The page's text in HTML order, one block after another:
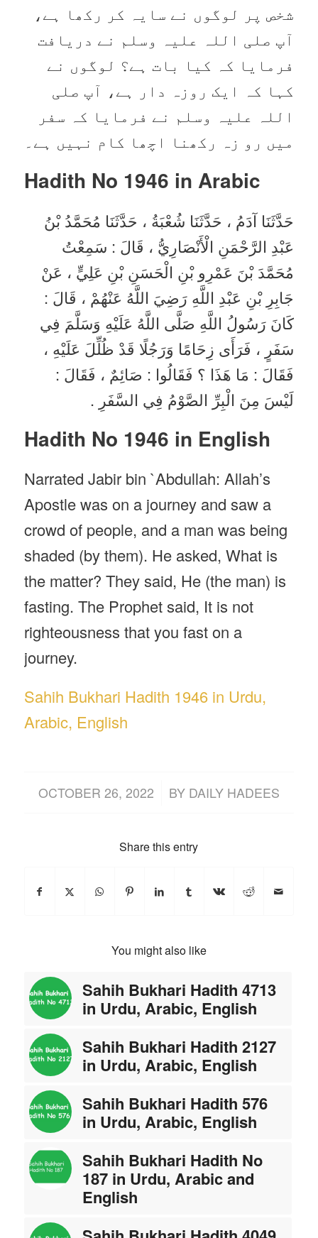
شخص پر لوگوں نے سایہ کر رکھا ہے،
آپ صلی اللہ علیہ وسلم نے دریافت
فرمایا کہ کیا بات ہے؟ لوگوں نے
کہا کہ ایک روزہ دار ہے، آپ صلی
اللہ علیہ وسلم نے فرمایا کہ سفر
میں رو زہ رکھنا اچھا کام نہیں ہے۔
Hadith No 1946 in Arabic
حَدَّثَنَا آدَمُ ، حَدَّثَنَا شُعْبَةُ ، حَدَّثَنَا مُحَمَّدُ بْنُ
عَبْدِ الرَّحْمَنِ الْأَنْصَارِيُّ ، قَالَ : سَمِعْتُ
مُحَمَّدَ بْنَ عَمْرِو بْنِ الْحَسَنِ بْنِ عَلِيٍّ ، عَنْ
جَابِرِ بْنِ عَبْدِ اللَّهِ رَضِيَ اللَّهُ عَنْهُمْ ، قَالَ :
كَانَ رَسُولُ اللَّهِ صَلَّى اللَّهُ عَلَيْهِ وَسَلَّمَ فِي
سَفَرٍ ، فَرَأَى زِحَامًا وَرَجُلًا قَدْ ظُلِّلَ عَلَيْهِ ،
فَقَالَ : مَا هَذَا ؟ فَقَالُوا : صَائِمٌ ، فَقَالَ :
لَيْسَ مِنَ الْبِرِّ الصَّوْمُ فِي السَّفَرِ .
Hadith No 1946 in English
Narrated Jabir bin `Abdullah: Allah’s
Apostle was on a journey and saw a
crowd of people, and a man was being
shaded (by them). He asked, What is
the matter? They said, He (the man) is
fasting. The Prophet said, It is not
righteousness that you fast on a
journey.
Sahih Bukhari Hadith 1946 in Urdu,
Arabic, English
OCTOBER 26, 2022
/ BY DAILY HADEES
Share this entry
You might also like
Sahih Bukhari Hadith 4713
in Urdu, Arabic, English
Sahih Bukhari Hadith 2127
in Urdu, Arabic, English
Sahih Bukhari Hadith 576
in Urdu, Arabic, English
Sahih Bukhari Hadith No
187 in Urdu, Arabic and
English